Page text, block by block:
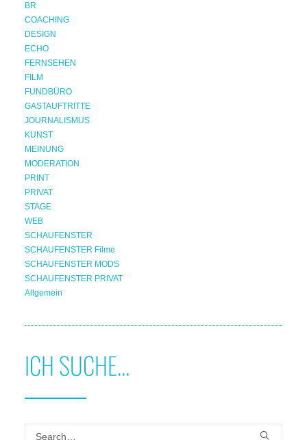
BR
COACHING
DESIGN
ECHO
FERNSEHEN
FILM
FUNDBÜRO
GASTAUFTRITTE
JOURNALISMUS
KUNST
MEINUNG
MODERATION
PRINT
PRIVAT
STAGE
WEB
SCHAUFENSTER
SCHAUFENSTER Filme
SCHAUFENSTER MODS
SCHAUFENSTER PRIVAT
Allgemein
ICH SUCHE...